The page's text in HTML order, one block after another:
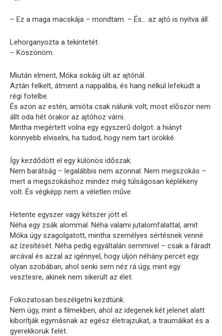
– Ez a maga macskája – mondtam. – És… az ajtó is nyitva áll.
Lehorganyozta a tekintetét.
– Köszönöm.
Miután elment, Móka sokáig ült az ajtónál.
Aztán felkelt, átment a nappaliba, és hang nélkül lefeküdt a
régi fotelbe.
És azon az estén, amióta csak nálunk volt, most először nem
állt oda hét órakor az ajtóhoz várni.
Mintha megértett volna egy egyszerű dolgot: a hiányt
könnyebb elviselni, ha tudod, hogy nem tart örökké.
Így kezdődött el egy különös időszak.
Nem barátság – legalábbis nem azonnal. Nem megszokás –
mert a megszokáshoz mindez még túlságosan képlékeny
volt. És végképp nem a véletlen műve.
Hetente egyszer vagy kétszer jött el.
Néha egy zsák alommal. Néha valami jutalomfalattal, amit
Móka úgy szagolgatott, mintha személyes sértésnek venné
az ízesítését. Néha pedig egyáltalán semmivel – csak a fáradt
arcával és azzal az igénnyel, hogy üljön néhány percet egy
olyan szobában, ahol senki sem néz rá úgy, mint egy
vesztesre, akinek nem sikerült az élet.
Fokozatosan beszélgetni kezdtünk.
Nem úgy, mint a filmekben, ahol az idegenek két jelenet alatt
kiborítják egymásnak az egész életrajzukat, a traumáikat és a
gyerekkoruk felét.